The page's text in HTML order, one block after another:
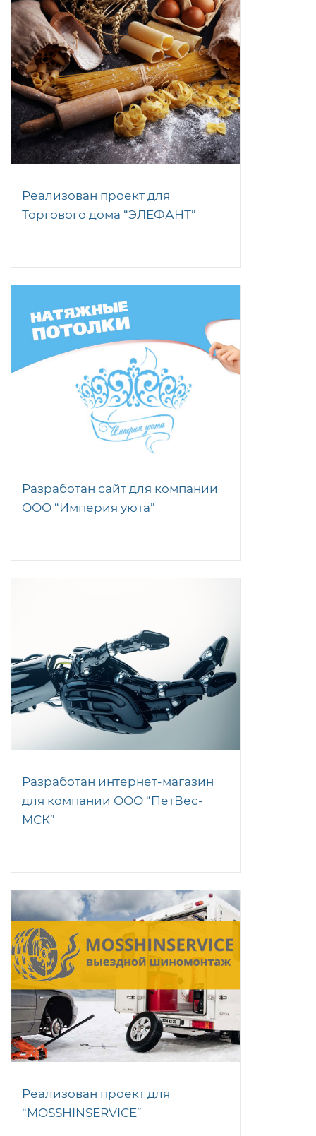
Реализован проект для
Торгового дома “ЭЛЕФАНТ”
Разработан сайт для компании
ООО “Империя уюта”
Разработан интернет-магазин
для компании ООО “ПетВес-
МСК”
Реализован проект для
“MOSSHINSERVICE”